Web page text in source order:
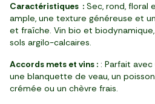
Caractéristiques : Sec, rond, floral
ample, une texture généreuse et
et fraîche. Vin bio et
sols argilo-calcaires.
Accords mets et vins : : Parfait
une blanquette de veau, un
crémée ou un chèvre frais.